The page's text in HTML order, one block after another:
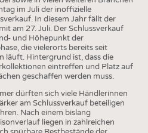
im Juli der inoffizielle
In diesem Jahr fällt der
am 27. Juli. Der Schlussverkauf
und Höhepunkt der
die vielerorts bereits seit
läuft. Hintergrund ist, dass die
eintreffen und Platz auf
geschaffen werden muss.
dürften sich viele Händlerinnen
am Schlussverkauf beteiligen
Nach einem bislang
liegen in zahlreichen